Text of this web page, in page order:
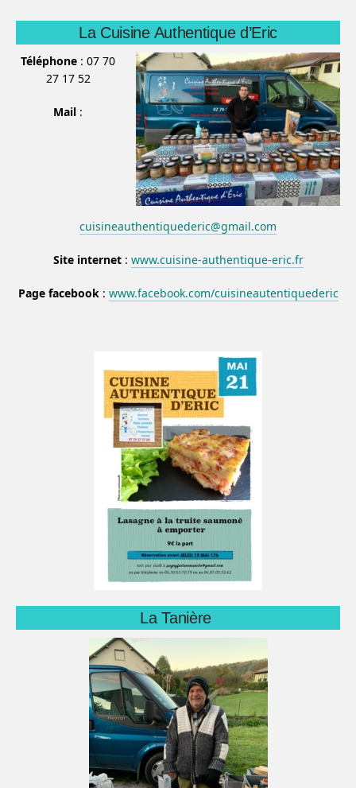
La Cuisine Authentique d’Eric
Téléphone : 07 70
27 17 52
Mail :
cuisineauthentiquederic@gmail.com
Site internet: www.cuisine-authentique-eric.fr
Page facebook: www.facebook.com/cuisineautentiquederic
La Tanière